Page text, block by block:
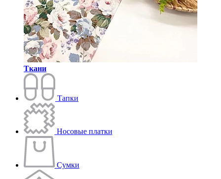
Ткани
Тапки
Носовые платки
Сумки